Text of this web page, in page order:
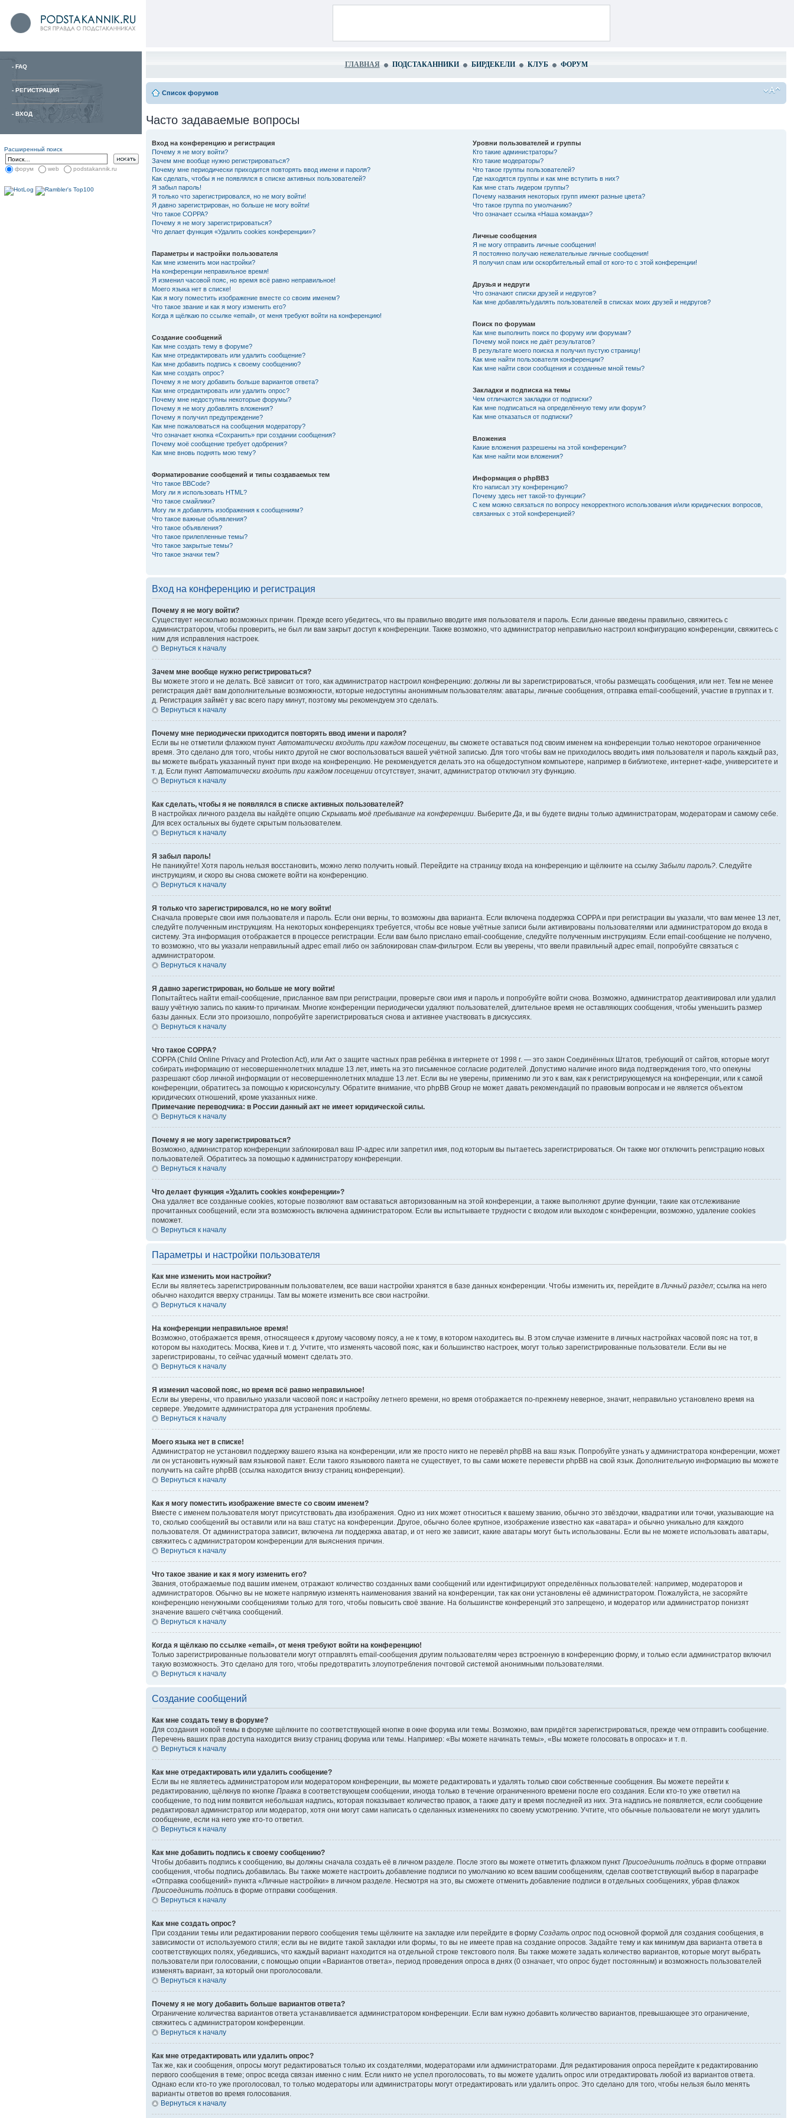
- FAQ
- РЕГИСТРАЦИЯ
- ВХОД
Расширенный поиск
форум web podstakannik.ru
ГЛАВНАЯ ПОДСТАКАННИКИ БИРДЕКЕЛИ КЛУБ ФОРУМ
Список форумов
Часто задаваемые вопросы
Вход на конференцию и регистрация
Почему я не могу войти?
Зачем мне вообще нужно регистрироваться?
Почему мне периодически приходится повторять ввод имени и пароля?
Как сделать, чтобы я не появлялся в списке активных пользователей?
Я забыл пароль!
Я только что зарегистрировался, но не могу войти!
Я давно зарегистрирован, но больше не могу войти!
Что такое COPPA?
Почему я не могу зарегистрироваться?
Что делает функция «Удалить cookies конференции»?
Параметры и настройки пользователя
Как мне изменить мои настройки?
На конференции неправильное время!
Я изменил часовой пояс, но время всё равно неправильное!
Моего языка нет в списке!
Как я могу поместить изображение вместе со своим именем?
Что такое звание и как я могу изменить его?
Когда я щёлкаю по ссылке «email», от меня требуют войти на конференцию!
Создание сообщений
Как мне создать тему в форуме?
Как мне отредактировать или удалить сообщение?
Как мне добавить подпись к своему сообщению?
Как мне создать опрос?
Почему я не могу добавить больше вариантов ответа?
Как мне отредактировать или удалить опрос?
Почему мне недоступны некоторые форумы?
Почему я не могу добавлять вложения?
Почему я получил предупреждение?
Как мне пожаловаться на сообщения модератору?
Что означает кнопка «Сохранить» при создании сообщения?
Почему моё сообщение требует одобрения?
Как мне вновь поднять мою тему?
Форматирование сообщений и типы создаваемых тем
Что такое BBCode?
Могу ли я использовать HTML?
Что такое смайлики?
Могу ли я добавлять изображения к сообщениям?
Что такое важные объявления?
Что такое объявления?
Что такое прилепленные темы?
Что такое закрытые темы?
Что такое значки тем?
Уровни пользователей и группы
Кто такие администраторы?
Кто такие модераторы?
Что такое группы пользователей?
Где находятся группы и как мне вступить в них?
Как мне стать лидером группы?
Почему названия некоторых групп имеют разные цвета?
Что такое группа по умолчанию?
Что означает ссылка «Наша команда»?
Личные сообщения
Я не могу отправить личные сообщения!
Я постоянно получаю нежелательные личные сообщения!
Я получил спам или оскорбительный email от кого-то с этой конференции!
Друзья и недруги
Что означают списки друзей и недругов?
Как мне добавлять/удалять пользователей в списках моих друзей и недругов?
Поиск по форумам
Как мне выполнить поиск по форуму или форумам?
Почему мой поиск не даёт результатов?
В результате моего поиска я получил пустую страницу!
Как мне найти пользователя конференции?
Как мне найти свои сообщения и созданные мной темы?
Закладки и подписка на темы
Чем отличаются закладки от подписки?
Как мне подписаться на определённую тему или форум?
Как мне отказаться от подписки?
Вложения
Какие вложения разрешены на этой конференции?
Как мне найти мои вложения?
Информация о phpBB3
Кто написал эту конференцию?
Почему здесь нет такой-то функции?
С кем можно связаться по вопросу некорректного использования и/или юридических вопросов,
связанных с этой конференцией?
Вход на конференцию и регистрация
Почему я не могу войти?
Существует несколько возможных причин. Прежде всего убедитесь, что вы правильно вводите имя пользователя и пароль. Если данные введены правильно, свяжитесь с
администратором, чтобы проверить, не был ли вам закрыт доступ к конференции. Также возможно, что администратор неправильно настроил конфигурацию конференции, свяжитесь с
ним для исправления настроек.
Вернуться к началу
Зачем мне вообще нужно регистрироваться?
Вы можете этого и не делать. Всё зависит от того, как администратор настроил конференцию: должны ли вы зарегистрироваться, чтобы размещать сообщения, или нет. Тем не менее
регистрация даёт вам дополнительные возможности, которые недоступны анонимным пользователям: аватары, личные сообщения, отправка email-сообщений, участие в группах и т.
д. Регистрация займёт у вас всего пару минут, поэтому мы рекомендуем это сделать.
Вернуться к началу
Почему мне периодически приходится повторять ввод имени и пароля?
Если вы не отметили флажком пунктАвтоматически входить при каждом посещении, вы сможете оставаться под своим именем на конференции только некоторое ограниченное
время. Это сделано для того, чтобы никто другой не смог воспользоваться вашей учётной записью. Для того чтобы вам не приходилось вводить имя пользователя и пароль каждый раз,
вы можете выбрать указанный пункт при входе на конференцию. Не рекомендуется делать это на общедоступном компьютере, например в библиотеке, интернет-кафе, университете и
т. д. Если пунктАвтоматически входить при каждом посещении отсутствует, значит, администратор отключил эту функцию.
Вернуться к началу
Как сделать, чтобы я не появлялся в списке активных пользователей?
В настройках личного раздела вы найдёте опцию Скрывать моё пребывание на конференции. ВыберитеДа, и вы будете видны только администраторам, модераторам и самому себе.
Для всех остальных вы будете скрытым пользователем.
Вернуться к началу
Я забыл пароль!
Не паникуйте! Хотя пароль нельзя восстановить, можно легко получить новый. Перейдите на страницу входа на конференцию и щёлкните на ссылку Забыли пароль?. Следуйте
инструкциям, и скоро вы снова сможете войти на конференцию.
Вернуться к началу
Я только что зарегистрировался, но не могу войти!
Сначала проверьте свои имя пользователя и пароль. Если они верны, то возможны два варианта. Если включена поддержка COPPA и при регистрации вы указали, что вам менее 13 лет,
следуйте полученным инструкциям. На некоторых конференциях требуется, чтобы все новые учётные записи были активированы пользователями или администратором до входа в
систему. Эта информация отображается в процессе регистрации. Если вам было прислано email-сообщение, следуйте полученным инструкциям. Если email-сообщение не получено,
то возможно, что вы указали неправильный адрес email либо он заблокирован спам-фильтром. Если вы уверены, что ввели правильный адрес email, попробуйте связаться с
администратором.
Вернуться к началу
Я давно зарегистрирован, но больше не могу войти!
Попытайтесь найти email-сообщение, присланное вам при регистрации, проверьте свои имя и пароль и попробуйте войти снова. Возможно, администратор деактивировал или удалил
вашу учётную запись по каким-то причинам. Многие конференции периодически удаляют пользователей, длительное время не оставляющих сообщения, чтобы уменьшить размер
базы данных. Если это произошло, попробуйте зарегистрироваться снова и активнее участвовать в дискуссиях.
Вернуться к началу
Что такое COPPA?
COPPA (Child Online Privacy and Protection Act), или Акт о защите частных прав ребёнка в интернете от 1998 г. — это закон Соединённых Штатов, требующий от сайтов, которые могут
собирать информацию от несовершеннолетних младше 13 лет, иметь на это письменное согласие родителей. Допустимо наличие иного вида подтверждения того, что опекуны
разрешают сбор личной информации от несовершеннолетних младше 13 лет. Если вы не уверены, применимо ли это к вам, как к регистрирующемуся на конференции, или к самой
конференции, обратитесь за помощью к юрисконсульту. Обратите внимание, что phpBB Group не может давать рекомендаций по правовым вопросам и не является объектом
юридических отношений, кроме указанных ниже.
Примечание переводчика: в России данный акт не имеет юридической силы.
Вернуться к началу
Почему я не могу зарегистрироваться?
Возможно, администратор конференции заблокировал ваш IP-адрес или запретил имя, под которым вы пытаетесь зарегистрироваться. Он также мог отключить регистрацию новых
пользователей. Обратитесь за помощью к администратору конференции.
Вернуться к началу
Что делает функция «Удалить cookies конференции»?
Она удаляет все созданные cookies, которые позволяют вам оставаться авторизованным на этой конференции, а также выполняют другие функции, такие как отслеживание
прочитанных сообщений, если эта возможность включена администратором. Если вы испытываете трудности с входом или выходом с конференции, возможно, удаление cookies
поможет.
Вернуться к началу
Параметры и настройки пользователя
Как мне изменить мои настройки?
Если вы являетесь зарегистрированным пользователем, все ваши настройки хранятся в базе данных конференции. Чтобы изменить их, перейдите вЛичный раздел; ссылка на него
обычно находится вверху страницы. Там вы можете изменить все свои настройки.
Вернуться к началу
На конференции неправильное время!
Возможно, отображается время, относящееся к другому часовому поясу, а не к тому, в котором находитесь вы. В этом случае измените в личных настройках часовой пояс на тот, в
котором вы находитесь: Москва, Киев и т. д. Учтите, что изменять часовой пояс, как и большинство настроек, могут только зарегистрированные пользователи. Если вы не
зарегистрированы, то сейчас удачный момент сделать это.
Вернуться к началу
Я изменил часовой пояс, но время всё равно неправильное!
Если вы уверены, что правильно указали часовой пояс и настройку летнего времени, но время отображается по-прежнему неверное, значит, неправильно установлено время на
сервере. Уведомите администратора для устранения проблемы.
Вернуться к началу
Моего языка нет в списке!
Администратор не установил поддержку вашего языка на конференции, или же просто никто не перевёл phpBB на ваш язык. Попробуйте узнать у администратора конференции, может
ли он установить нужный вам языковой пакет. Если такого языкового пакета не существует, то вы сами можете перевести phpBB на свой язык. Дополнительную информацию вы можете
получить на сайте phpBB (ссылка находится внизу страниц конференции).
Вернуться к началу
Как я могу поместить изображение вместе со своим именем?
Вместе с именем пользователя могут присутствовать два изображения. Одно из них может относиться к вашему званию, обычно это звёздочки, квадратики или точки, указывающие на
то, сколько сообщений вы оставили или на ваш статус на конференции. Другое, обычно более крупное, изображение известно как «аватара» и обычно уникально для каждого
пользователя. От администратора зависит, включена ли поддержка аватар, и от него же зависит, какие аватары могут быть использованы. Если вы не можете использовать аватары,
свяжитесь с администратором конференции для выяснения причин.
Вернуться к началу
Что такое звание и как я могу изменить его?
Звания, отображаемые под вашим именем, отражают количество созданных вами сообщений или идентифицируют определённых пользователей: например, модераторов и
администраторов. Обычно вы не можете напрямую изменять наименования званий на конференции, так как они установлены её администратором. Пожалуйста, не засоряйте
конференцию ненужными сообщениями только для того, чтобы повысить своё звание. На большинстве конференций это запрещено, и модератор или администратор понизят
значение вашего счётчика сообщений.
Вернуться к началу
Когда я щёлкаю по ссылке «email», от меня требуют войти на конференцию!
Только зарегистрированные пользователи могут отправлять email-сообщения другим пользователям через встроенную в конференцию форму, и только если администратор включил
такую возможность. Это сделано для того, чтобы предотвратить злоупотребления почтовой системой анонимными пользователями.
Вернуться к началу
Создание сообщений
Как мне создать тему в форуме?
Для создания новой темы в форуме щёлкните по соответствующей кнопке в окне форума или темы. Возможно, вам придётся зарегистрироваться, прежде чем отправить сообщение.
Перечень ваших прав доступа находится внизу страниц форума или темы. Например: «Вы можете начинать темы», «Вы можете голосовать в опросах» и т. п.
Вернуться к началу
Как мне отредактировать или удалить сообщение?
Если вы не являетесь администратором или модератором конференции, вы можете редактировать и удалять только свои собственные сообщения. Вы можете перейти к
редактированию, щёлкнув по кнопке Правка в соответствующем сообщении, иногда только в течение ограниченного времени после его создания. Если кто-то уже ответил на
сообщение, то под ним появится небольшая надпись, которая показывает количество правок, а также дату и время последней из них. Эта надпись не появляется, если сообщение
редактировал администратор или модератор, хотя они могут сами написать о сделанных изменениях по своему усмотрению. Учтите, что обычные пользователи не могут удалить
сообщение, если на него уже кто-то ответил.
Вернуться к началу
Как мне добавить подпись к своему сообщению?
Чтобы добавить подпись к сообщению, вы должны сначала создать её в личном разделе. После этого вы можете отметить флажком пункт Присоединить подпись в форме отправки
сообщения, чтобы подпись добавилась. Вы также можете настроить добавление подписи по умолчанию ко всем вашим сообщениям, сделав соответствующий выбор в параграфе
«Отправка сообщений» пункта «Личные настройки» в личном разделе. Несмотря на это, вы сможете отменить добавление подписи в отдельных сообщениях, убрав флажок
Присоединить подпись в форме отправки сообщения.
Вернуться к началу
Как мне создать опрос?
При создании темы или редактировании первого сообщения темы щёлкните на закладке или перейдите в форму Создать опрос под основной формой для создания сообщения, в
зависимости от используемого стиля; если вы не видите такой закладки или формы, то вы не имеете прав на создание опросов. Задайте тему и как минимум два варианта ответа в
соответствующих полях, убедившись, что каждый вариант находится на отдельной строке текстового поля. Вы также можете задать количество вариантов, которые могут выбрать
пользователи при голосовании, с помощью опции «Вариантов ответа», период проведения опроса в днях (0 означает, что опрос будет постоянным) и возможность пользователей
изменять вариант, за который они проголосовали.
Вернуться к началу
Почему я не могу добавить больше вариантов ответа?
Ограничение количества вариантов ответа устанавливается администратором конференции. Если вам нужно добавить количество вариантов, превышающее это ограничение,
свяжитесь с администратором конференции.
Вернуться к началу
Как мне отредактировать или удалить опрос?
Так же, как и сообщения, опросы могут редактироваться только их создателями, модераторами или администраторами. Для редактирования опроса перейдите к редактированию
первого сообщения в теме; опрос всегда связан именно с ним. Если никто не успел проголосовать, то вы можете удалить опрос или отредактировать любой из вариантов ответа.
Однако если кто-то уже проголосовал, то только модераторы или администраторы могут отредактировать или удалить опрос. Это сделано для того, чтобы нельзя было менять
варианты ответов во время голосования.
Вернуться к началу